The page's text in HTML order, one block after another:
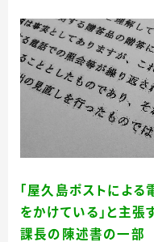
「屋久島ポストによ
をかけている」と主
課長の陳述書の一部